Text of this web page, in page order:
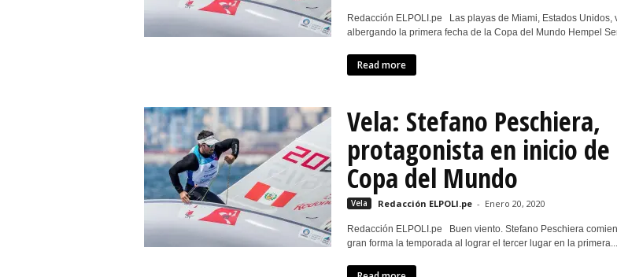
Redacción ELPOLI.pe Las playas de Miami, Estados Unidos,
albergando la primera fecha de la Copa del Mundo Hempel
Read more
Vela: Stefano Peschiera,
protagonista en inicio de
Copa del Mundo
Vela Redacción ELPOLI.pe - Enero 20, 2020
Redacción ELPOLI.pe Buen viento. Stefano Peschiera
gran forma la temporada al lograr el tercer lugar en la primera...